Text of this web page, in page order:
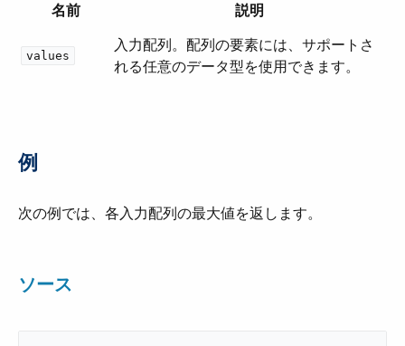
名前 説明
values
入力配列。配列の要素には、サポートさ
れる任意のデータ型を使用できます。
例
次の例では、各入力配列の最大値を返します。
ソース